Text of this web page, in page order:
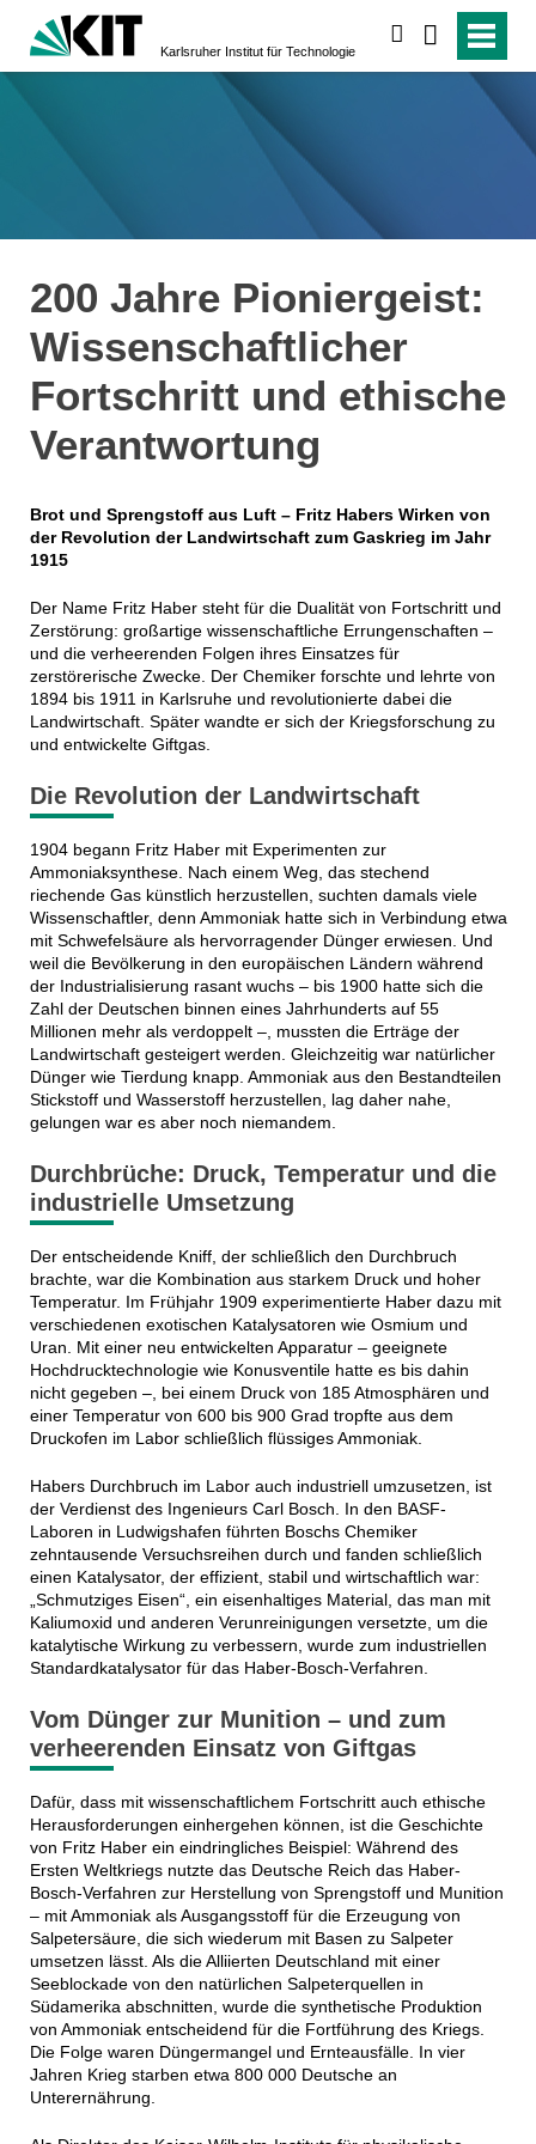
Karlsruher Institut für Technologie
200 Jahre Pioniergeist:
Wissenschaftlicher
Fortschritt und ethische
Verantwortung
Brot und Sprengstoff aus Luft – Fritz Habers Wirken von
der Revolution der Landwirtschaft zum Gaskrieg im Jahr
1915
Der Name Fritz Haber steht für die Dualität von Fortschritt und
Zerstörung: großartige wissenschaftliche Errungenschaften –
und die verheerenden Folgen ihres Einsatzes für
zerstörerische Zwecke. Der Chemiker forschte und lehrte von
1894 bis 1911 in Karlsruhe und revolutionierte dabei die
Landwirtschaft. Später wandte er sich der Kriegsforschung zu
und entwickelte Giftgas.
Die Revolution der Landwirtschaft
1904 begann Fritz Haber mit Experimenten zur
Ammoniaksynthese. Nach einem Weg, das stechend
riechende Gas künstlich herzustellen, suchten damals viele
Wissenschaftler, denn Ammoniak hatte sich in Verbindung etwa
mit Schwefelsäure als hervorragender Dünger erwiesen. Und
weil die Bevölkerung in den europäischen Ländern während
der Industrialisierung rasant wuchs – bis 1900 hatte sich die
Zahl der Deutschen binnen eines Jahrhunderts auf 55
Millionen mehr als verdoppelt –, mussten die Erträge der
Landwirtschaft gesteigert werden. Gleichzeitig war natürlicher
Dünger wie Tierdung knapp. Ammoniak aus den Bestandteilen
Stickstoff und Wasserstoff herzustellen, lag daher nahe,
gelungen war es aber noch niemandem.
Durchbrüche: Druck, Temperatur und die
industrielle Umsetzung
Der entscheidende Kniff, der schließlich den Durchbruch
brachte, war die Kombination aus starkem Druck und hoher
Temperatur. Im Frühjahr 1909 experimentierte Haber dazu mit
verschiedenen exotischen Katalysatoren wie Osmium und
Uran. Mit einer neu entwickelten Apparatur – geeignete
Hochdrucktechnologie wie Konusventile hatte es bis dahin
nicht gegeben –, bei einem Druck von 185 Atmosphären und
einer Temperatur von 600 bis 900 Grad tropfte aus dem
Druckofen im Labor schließlich flüssiges Ammoniak.
Habers Durchbruch im Labor auch industriell umzusetzen, ist
der Verdienst des Ingenieurs Carl Bosch. In den BASF-
Laboren in Ludwigshafen führten Boschs Chemiker
zehntausende Versuchsreihen durch und fanden schließlich
einen Katalysator, der effizient, stabil und wirtschaftlich war:
„Schmutziges Eisen“, ein eisenhaltiges Material, das man mit
Kaliumoxid und anderen Verunreinigungen versetzte, um die
katalytische Wirkung zu verbessern, wurde zum industriellen
Standardkatalysator für das Haber-Bosch-Verfahren.
Vom Dünger zur Munition – und zum
verheerenden Einsatz von Giftgas
Dafür, dass mit wissenschaftlichem Fortschritt auch ethische
Herausforderungen einhergehen können, ist die Geschichte
von Fritz Haber ein eindringliches Beispiel: Während des
Ersten Weltkriegs nutzte das Deutsche Reich das Haber-
Bosch-Verfahren zur Herstellung von Sprengstoff und Munition
– mit Ammoniak als Ausgangsstoff für die Erzeugung von
Salpetersäure, die sich wiederum mit Basen zu Salpeter
umsetzen lässt. Als die Alliierten Deutschland mit einer
Seeblockade von den natürlichen Salpeterquellen in
Südamerika abschnitten, wurde die synthetische Produktion
von Ammoniak entscheidend für die Fortführung des Kriegs.
Die Folge waren Düngermangel und Ernteausfälle. In vier
Jahren Krieg starben etwa 800 000 Deutsche an
Unterernährung.